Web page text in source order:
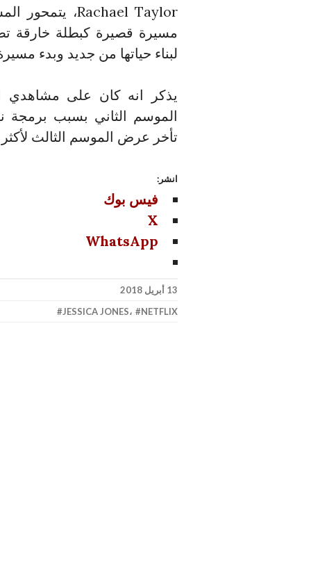
مسيرة قصيرة كبطلة خارقة
لبناء حياتها من جديد وبدء
يذكر انه كان على مشاهدي
الموسم الثاني بسبب برمجة
تأخر عرض الموسم الثالث
انشر:
فيس بوك
X
WhatsApp
13 أبريل 2018
JESSICA JONES، NETFLIX